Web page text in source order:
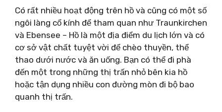
Có rất nhiều hoạt động trên hồ và cũng có một số
ngôi làng cổ kính để tham quan như Traunkirchen
và Ebensee – Hồ là một địa điểm du lịch lớn và có
cơ sở vật chất tuyệt vời để chèo thuyền, thể
thao dưới nước và ăn uống. Bạn có thể đi phà
đến một trong những thị trấn nhỏ bên kia hồ
hoặc tận dụng nhiều con đường mòn đi bộ bao
quanh thị trấn.